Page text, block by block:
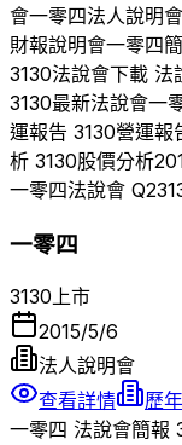
會一零四法人說明會
財報說明會一零四
3130法說會下載 法
3130最新法說會一
運報告 3130營運報
析 3130股價分析
一零四法說會 Q2
一零四
3130上市
2015/5/6
法人說明會
查看詳情
歷
一零四 法說會簡報